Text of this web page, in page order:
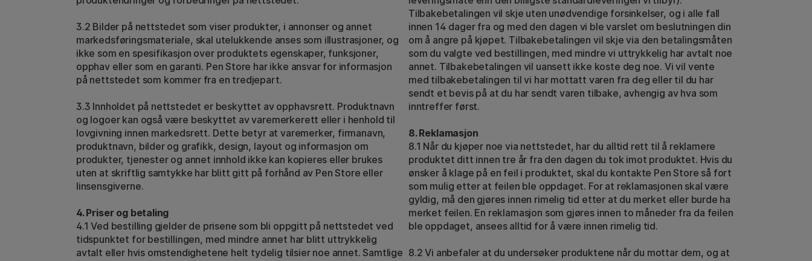
3.2 Bilder på nettstedet som viser produkter, i annonser og annet
markedsføringsmateriale, skal utelukkende anses som illustrasjoner, og
ikke som en spesifikasjon over produktets egenskaper, funksjoner,
opphav eller som en garanti. Pen Store har ikke ansvar for informasjon
på nettstedet som kommer fra en tredjepart.
3.3 Innholdet på nettstedet er beskyttet av opphavsrett. Produktnavn
og logoer kan også være beskyttet av varemerkerett eller i henhold til
lovgivning innen markedsrett. Dette betyr at varemerker, firmanavn,
produktnavn, bilder og grafikk, design, layout og informasjon om
produkter, tjenester og annet innhold ikke kan kopieres eller brukes
uten at skriftlig samtykke har blitt gitt på forhånd av Pen Store eller
linsensgiverne.
4. Priser og betaling
4.1 Ved bestilling gjelder de prisene som bli oppgitt på nettstedet ved
tidspunktet for bestillingen, med mindre annet har blitt uttrykkelig
avtalt eller hvis omstendighetene helt tydelig tilsier noe annet. Samtlige
Tilbakebetalingen vil skje uten unødvendige forsinkelser, og i alle fall
innen 14 dager fra og med den dagen vi ble varslet om beslutningen din
om å angre på kjøpet. Tilbakebetalingen vil skje via den betalingsmåten
som du valgte ved bestillingen, med mindre vi uttrykkelig har avtalt noe
annet. Tilbakebetalingen vil uansett ikke koste deg noe. Vi vil vente
med tilbakebetalingen til vi har mottatt varen fra deg eller til du har
sendt et bevis på at du har sendt varen tilbake, avhengig av hva som
inntreffer først.
8. Reklamasjon
8.1 Når du kjøper noe via nettstedet, har du alltid rett til å reklamere
produktet ditt innen tre år fra den dagen du tok imot produktet. Hvis du
ønsker å klage på en feil i produktet, skal du kontakte Pen Store så fort
som mulig etter at feilen ble oppdaget. For at reklamasjonen skal være
gyldig, må den gjøres innen rimelig tid etter at du merket eller burde ha
merket feilen. En reklamasjon som gjøres innen to måneder fra da feilen
ble oppdaget, ansees alltid for å være innen rimelig tid.
8.2 Vi anbefaler at du undersøker produktene når du mottar dem, og at